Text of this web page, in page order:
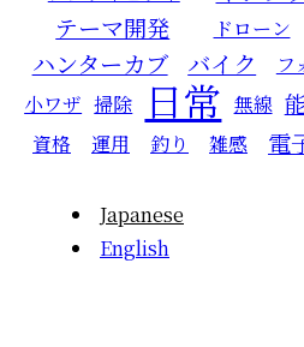
テーマ開発
ドローン
ハンターカブ
バイク フ
小ワザ 掃除 日常 無線
資格 運用 釣り 雑感 電
Japanese
English